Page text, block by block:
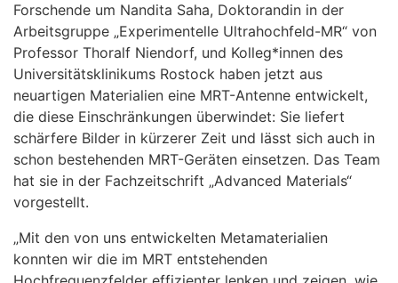
Forschende um Nandita Saha, Doktorandin in der
Arbeitsgruppe „Experimentelle Ultrahochfeld-MR“ von
Professor Thoralf Niendorf, und Kolleg*innen des
Universitätsklinikums Rostock haben jetzt aus
neuartigen Materialien eine MRT-Antenne entwickelt,
die diese Einschränkungen überwindet: Sie liefert
schärfere Bilder in kürzerer Zeit und lässt sich auch in
schon bestehenden MRT-Geräten einsetzen. Das Team
hat sie in der Fachzeitschrift „Advanced Materials“
vorgestellt.
„Mit den von uns entwickelten Metamaterialien
konnten wir die im MRT entstehenden